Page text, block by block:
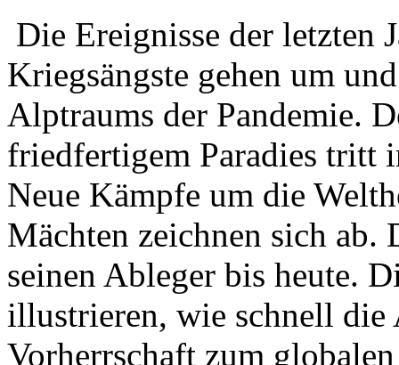
Die Ereignisse der letzten
Kriegsängste gehen um
Alptraums der Pandemie.
friedfertigem Paradies tritt
Neue Kämpfe um die
Mächten zeichnen sich
seinen Ableger bis heute.
illustrieren, wie schnell die
Vorherrschaft zum